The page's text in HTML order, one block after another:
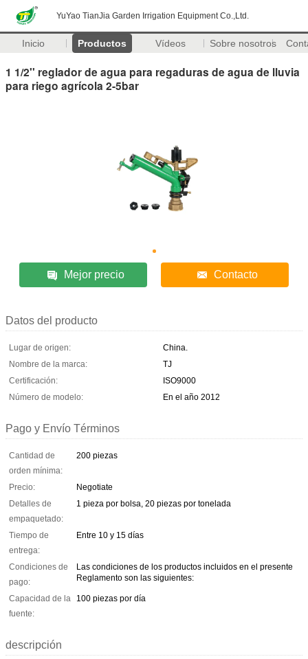
YuYao TianJia Garden Irrigation Equipment Co.,Ltd.
Inicio Productos Vídeos Sobre nosotros
1 1/2'' reglador de agua para regaduras de agua de lluvia
para riego agrícola 2-5bar
Mejor precio Contacto
Datos del producto
Lugar de origen:
China.
Nombre de la marca:
TJ
Certificación:
ISO9000
Número de modelo:
En el año 2012
Pago y Envío Términos
Cantidad de
orden mínima:
200 piezas
Precio:
Negotiate
Detalles de
empaquetado:
1 pieza por bolsa, 20 piezas por tonelada
Tiempo de
entrega:
Entre 10 y 15 días
Condiciones de
pago:
Las condiciones de los productos incluidos en el presente
Reglamento son las siguientes:
Capacidad de la
fuente:
100 piezas por día
descripción